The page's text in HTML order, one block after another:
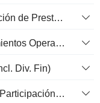
Deuda Equivalente de la Obligación de Prestación Proyectada No Financiada
Deuda Equivalente de Arrendamientos Operativos
Div. Fin)
Inversiones según el Método de Participación, Total